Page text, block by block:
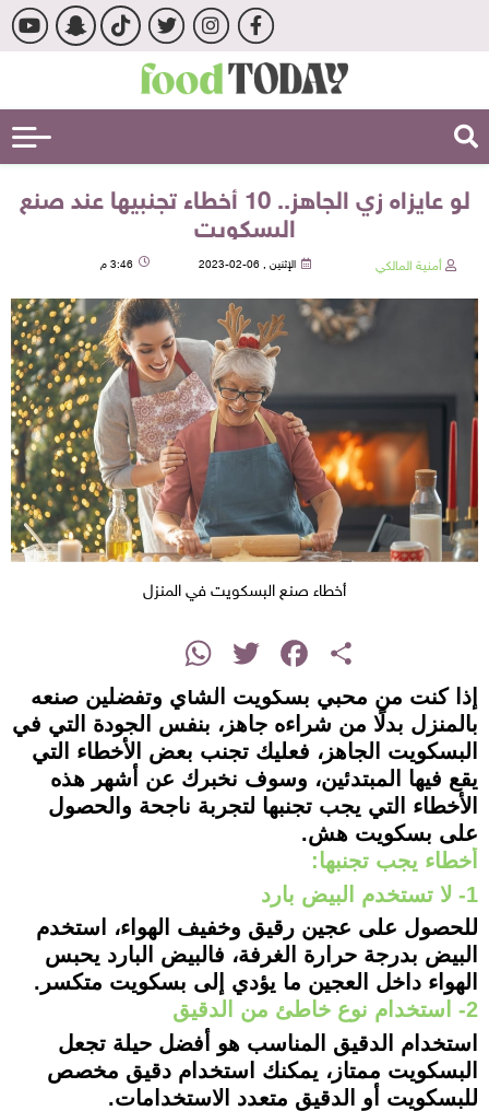
لو عايزاه زي الجاهز.. 10 أخطاء تجنبيها عند صنع
البسكويت
أمنية المالكي الإثنين , 06-02-2023 3:46 م
أخطاء صنع البسكويت في المنزل
Share
Facebook
Twitter
WhatsApp
إذا كنت من محبي بسكويت الشاي وتفضلين صنعه
بالمنزل بدلًا من شراءه جاهز، بنفس الجودة التي في
البسكويت الجاهز، فعليك تجنب بعض الأخطاء التي
يقع فيها المبتدئين، وسوف نخبرك عن أشهر هذه
الأخطاء التي يجب تجنبها لتجربة ناجحة والحصول
على بسكويت هش.
أخطاء يجب تجنبها:
1- لا تستخدم البيض بارد
للحصول على عجين رقيق وخفيف الهواء، استخدم
البيض بدرجة حرارة الغرفة، فالبيض البارد يحبس
الهواء داخل العجين ما يؤدي إلى بسكويت متكسر.
2- استخدام نوع خاطئ من الدقيق
استخدام الدقيق المناسب هو أفضل حيلة تجعل
البسكويت ممتاز، يمكنك استخدام دقيق مخصص
للبسكويت أو الدقيق متعدد الاستخدامات.